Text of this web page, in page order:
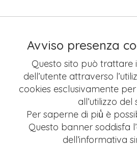
Avviso presenza
Questo sito può trattare
dell’utente attraverso
cookies esclusivamente
all’utilizzo del
Per saperne di più̀ è
Questo banner soddisfa
dell’informativa